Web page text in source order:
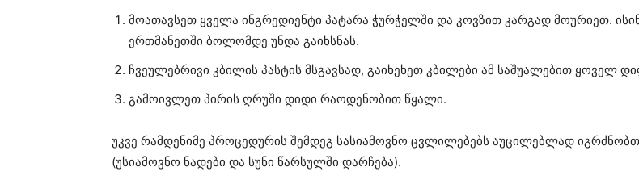
მოათავსეთ ყველა ინგრედიენტი პატარა ჭურჭელში და კოვზით კარგად მოურიეთ.
ერთმანეთში ბოლომდე უნდა გაიხსნას.
ჩვეულებრივი კბილის პასტის მსგავსად, გაიხეხეთ კბილები ამ საშუალებით ყოველ
გამოივლეთ პირის ღრუში დიდი რაოდენობით წყალი.
უკვე რამდენიმე პროცედურის შემდეგ სასიამოვნო ცვლილებებს აუცილებლად იგრძნობთ
(უსიამოვნო ნადები და სუნი წარსულში დარჩება).